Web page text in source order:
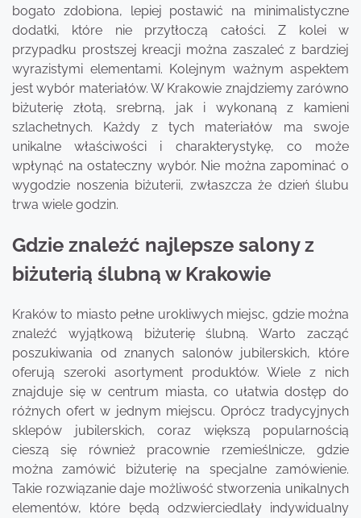
bogato zdobiona, lepiej postawić na minimalistyczne
dodatki, które nie przytłoczą całości. Z kolei w
przypadku prostszej kreacji można zaszaleć z bardziej
wyrazistymi elementami. Kolejnym ważnym aspektem
jest wybór materiałów. W Krakowie znajdziemy zarówno
biżuterię złotą, srebrną, jak i wykonaną z kamieni
szlachetnych. Każdy z tych materiałów ma swoje
unikalne właściwości i charakterystykę, co może
wpłynąć na ostateczny wybór. Nie można zapominać o
wygodzie noszenia biżuterii, zwłaszcza że dzień ślubu
trwa wiele godzin.
Gdzie znaleźć najlepsze salony z
biżuterią ślubną w Krakowie
Kraków to miasto pełne urokliwych miejsc, gdzie można
znaleźć wyjątkową biżuterię ślubną. Warto zacząć
poszukiwania od znanych salonów jubilerskich, które
oferują szeroki asortyment produktów. Wiele z nich
znajduje się w centrum miasta, co ułatwia dostęp do
różnych ofert w jednym miejscu. Oprócz tradycyjnych
sklepów jubilerskich, coraz większą popularnością
cieszą się również pracownie rzemieślnicze, gdzie
można zamówić biżuterię na specjalne zamówienie.
Takie rozwiązanie daje możliwość stworzenia unikalnych
elementów, które będą odzwierciedlały indywidualny